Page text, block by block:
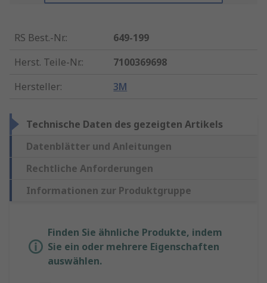
RS Best.-Nr.:
649-199
Herst. Teile-Nr.:
7100369698
Hersteller: 3M
Technische Daten des gezeigten Artikels
Datenblätter und Anleitungen
Rechtliche Anforderungen
Informationen zur Produktgruppe
Finden Sie ähnliche Produkte, indem
Sie ein oder mehrere Eigenschaften
auswählen.